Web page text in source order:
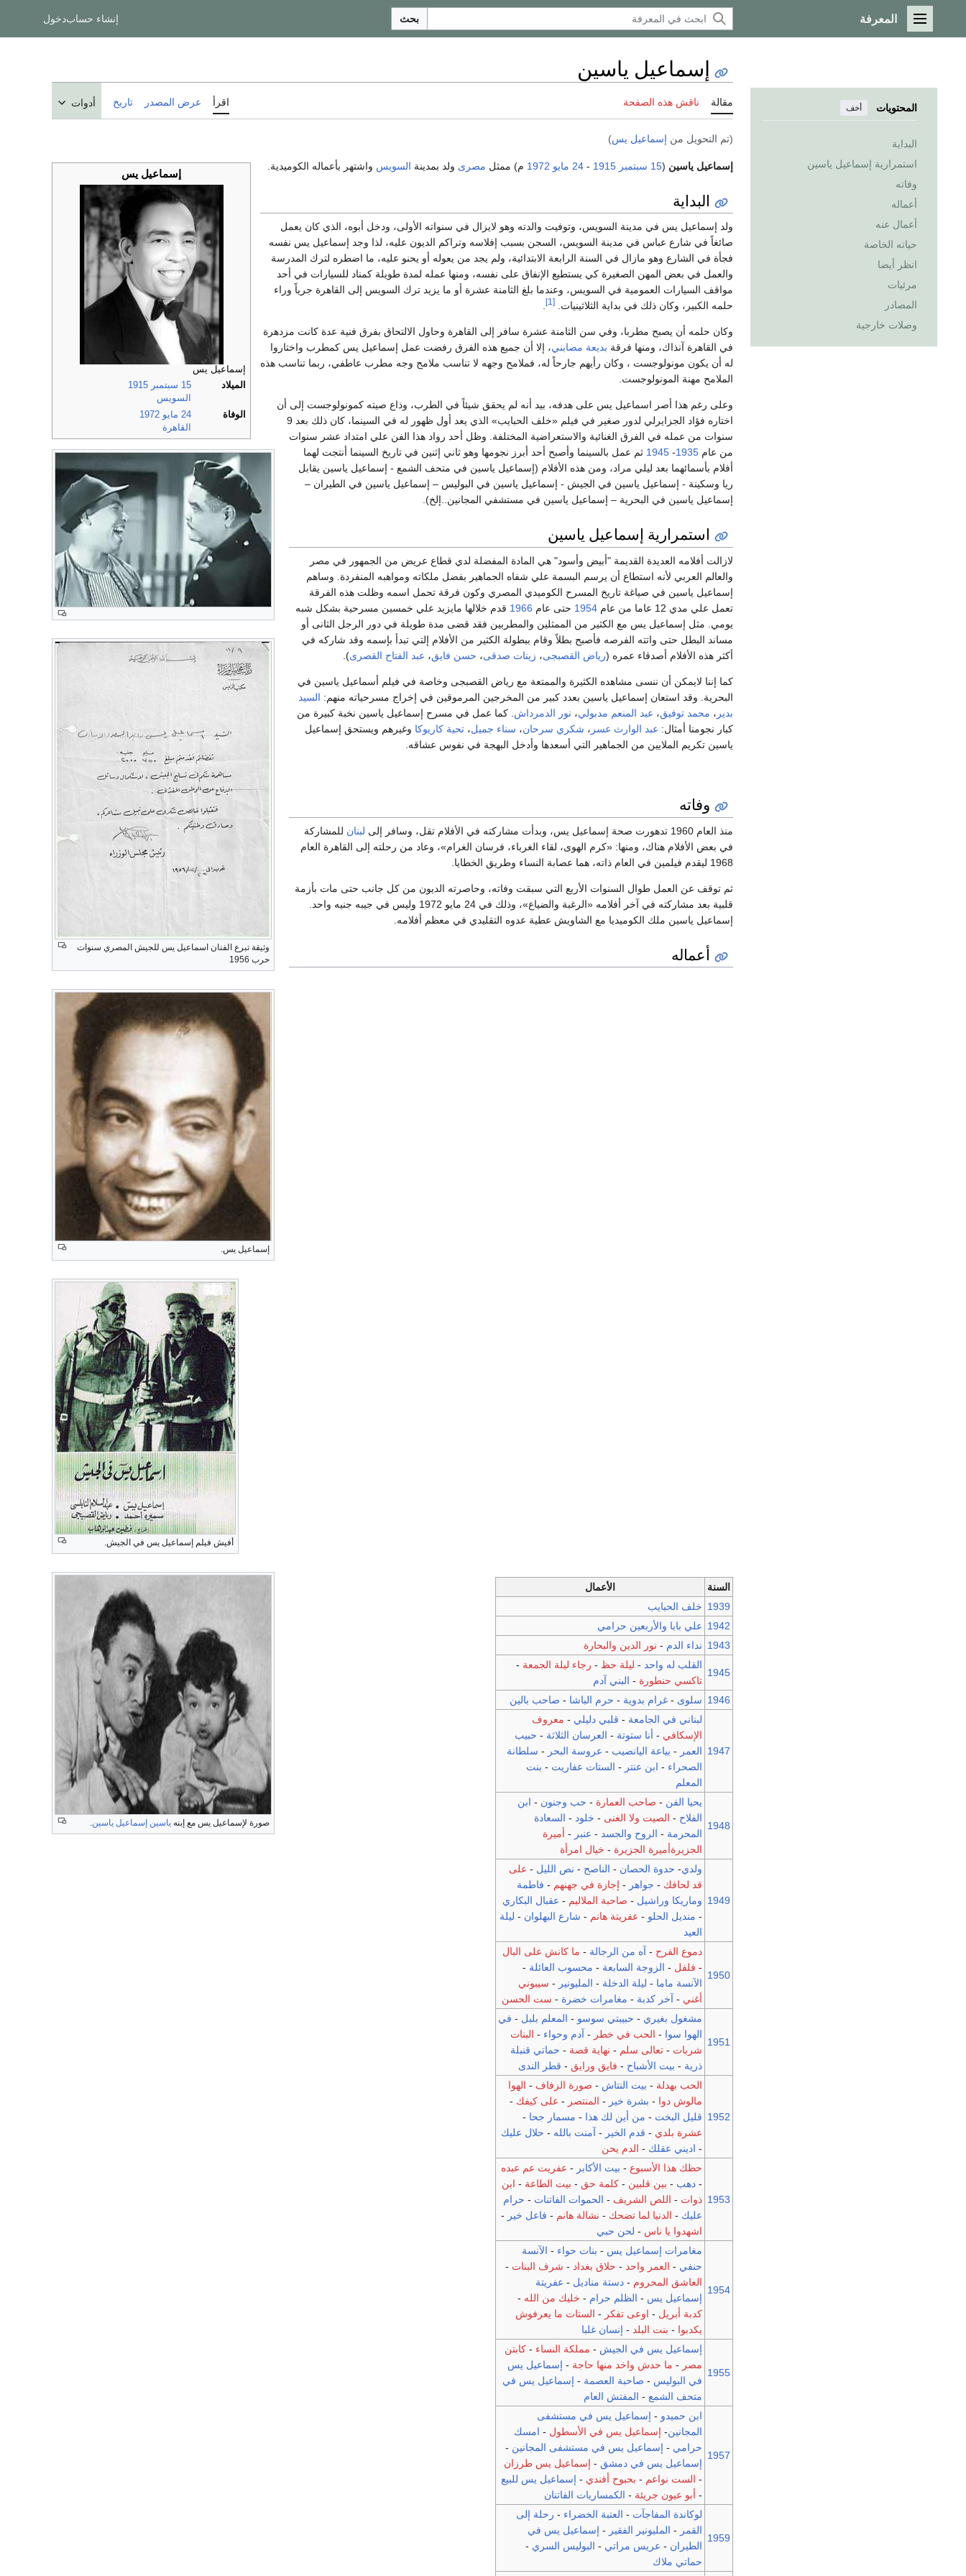
القائمة الرئيسية
المعرفة بحث إنشاء حسابدخول
المحتويات أخف
البداية
استمرارية إسماعيل ياسين
وفاته
أعماله
أعمال عنه
حياته الخاصة
انظر أيضا
مرئيات
المصادر
وصلات خارجية
إسماعيل ياسين
مقالة ناقش هذه الصفحة اقرأ عرض المصدر تاريخ أدوات
(تم التحويل من إسماعيل يس)
إسماعيل يس
إسماعيل يس
الميلاد
15 سبتمبر 1915
السويس
الوفاة
24 مايو 1972
القاهرة
إسماعيل ياسين (15 سبتمبر 1915
- 24 مايو 1972 م) ممثل مصرى ولد بمدينة السويس واشتهر بأعماله الكوميدية.
البداية
وثيقة تبرع الفنان اسماعيل يس للجيش المصري سنوات
حرب 1956
ولد إسماعيل يس في مدينة السويس، وتوفيت والدته وهو لايزال في سنواته الأولى، ودخل أبوه، الذي كان يعمل
صائغاً في شارع عباس في مدينة السويس، السجن بسبب إفلاسه وتراكم الديون عليه، لذا وجد إسماعيل يس نفسه
فجأة في الشارع وهو مازال في السنة الرابعة الابتدائية، ولم يجد من يعوله أو يحنو عليه، ما اضطره لترك المدرسة
والعمل في بعض المهن الصغيرة كي يستطيع الإنفاق على نفسه، ومنها عمله لمدة طويلة كمناد للسيارات في أحد
مواقف السيارات العمومية في السويس، وعندما بلغ الثامنة عشرة أو ما يزيد ترك السويس إلى القاهرة جرياً وراء
حلمه الكبير، وكان ذلك في بداية الثلاثينيات. [1]
.
وكان حلمه أن يصبح مطربا، وفي سن الثامنة عشرة سافر إلى القاهرة وحاول الالتحاق بفرق فنية عدة كانت مزدهرة
في القاهرة آنذاك، ومنها فرقة بديعة مصابني، إلا أن جميع هذه الفرق رفضت عمل إسماعيل يس كمطرب واختاروا
له أن يكون مونولوجست ، وكان رأيهم جارحاً له، فملامح وجهه لا تناسب ملامح وجه مطرب عاطفي، ربما تناسب هذه
الملامح مهنة المونولوجست.
وعلى رغم هذا أصر اسماعيل يس على هدفه، بيد أنه لم يحقق شيئاً في الطرب، وذاع صيته كمونولوجست إلى أن
اختاره فؤاد الجزايرلي لدور صغير في فيلم «خلف الحبايب» الذي يعد أول ظهور له في السينما، كان ذلك بعد 9
سنوات من عمله في الفرق الغنائية والاستعراضية المختلفة. وظل أحد رواد هذا الفن علي امتداد عشر سنوات
من عام 1935
-
1945 ثم عمل بالسينما وأصبح أحد أبرز نجومها وهو ثاني إثنين في تاريخ السينما أنتجت لهما
أفلام بأسمائهما بعد ليلي مراد، ومن هذه الأفلام (إسماعيل ياسين في متحف الشمع - إسماعيل ياسين يقابل
ريا وسكينة - إسماعيل ياسين في الجيش - إسماعيل ياسين في البوليس – إسماعيل ياسين في الطيران –
إسماعيل ياسين في البحرية – إسماعيل ياسين في مستشفي المجانين..إلخ).
استمرارية إسماعيل ياسين
إسماعيل يس.
أفيش فيلم إسماعيل يس في الجيش.
صورة لإسماعيل يس مع إبنه ياسين إسماعيل ياسين.
لازالت أفلامه العديدة القديمة "أبيض وأسود" هي المادة المفضلة لدي قطاع عريض من الجمهور في مصر
والعالم العربي لأنه استطاع أن يرسم البسمة علي شفاه الجماهير بفضل ملكاته ومواهبه المنفردة. وساهم
إسماعيل ياسين في صياغة تاريخ المسرح الكوميدي المصري وكون فرقة تحمل اسمه وظلت هذه الفرقة
تعمل علي مدي 12 عاما من عام
1954 حتى عام 1966 قدم خلالها مايزيد علي خمسين مسرحية بشكل شبه
يومي. مثل إسماعيل يس مع الكثير من الممثلين والمطربين فقد قضى مدة طويلة في دور الرجل الثانى أو
مساند البطل حتى واتته الفرصه فأصبح بطلاً وقام ببطولة الكثير من الأفلام إلتي تبدأ بإسمه وقد شاركه في
أكثر هذه الأفلام أصدقاء عمره (رياض القصبجى، زينات صدقى، حسن فايق، عبد الفتاح القصرى).
كما إننا لايمكن أن ننسى مشاهده الكثيرة والممتعة مع رياض القصبجى وخاصة في فيلم أسماعيل ياسين في
البحرية. وقد استعان إسماعيل ياسين بعدد كبير من المخرجين المرموقين في إخراج مسرحياته منهم: السيد
بدير ، محمد توفيق، عبد المنعم مدبولي، نور الدمرداش . كما عمل في مسرح إسماعيل ياسين نخبة كبيرة من
كبار نجومنا أمثال: عبد الوارث عسر ، شكري سرحان، سناء جميل، تحية كاريوكا وغيرهم ويستحق إسماعيل
ياسين تكريم الملايين من الجماهير التي أسعدها وأدخل البهجة في نفوس عشاقه.
وفاته
منذ العام 1960 تدهورت صحة إسماعيل يس، وبدأت مشاركته في الأفلام تقل، وسافر إلى لبنان للمشاركة
في بعض الأفلام هناك، ومنها: «كرم الهوى، لقاء الغرباء، فرسان الغرام»، وعاد من رحلته إلى القاهرة العام
1968 ليقدم فيلمين في العام ذاته، هما عصابة النساء وطريق الخطايا.
ثم توقف عن العمل طوال السنوات الأربع التي سبقت وفاته، وحاصرته الديون من كل جانب حتى مات بأزمة
قلبية بعد مشاركته في آخر أفلامه «الرغبة والضياع»، وذلك في 24 مايو 1972 وليس في جيبه جنيه واحد.
إسماعيل ياسين ملك الكوميديا مع الشاويش عطية عدوه التقليدي في معظم أفلامه.
أعماله
السنة
الأعمال
1939 خلف الحبايب
1942 علي بابا والأربعين حرامي
1943 نداء الدم - نور الدين والبحارة
1945
القلب له واحد- ليلة حظ - رجاء ليلة الجمعة -
تاكسي حنطورة - البني آدم
1946 سلوى - غرام بدوية - حرم الباشا - صاحب بالين
1947
لبناني في الجامعة - قلبي دليلي - معروف
الإسكافي - أنا ستوتة - العرسان الثلاثة - حبيب
العمر - بياعة اليانصيب - عروسة البحر - سلطانة
الصحراء - ابن عنتر - الستات عفاريت - بنت
المعلم
1948
يحيا الفن - صاحب العمارة - حب وجنون - ابن
الفلاح - الصيت ولا الغنى - خلود- السعادة
المحرمة - الروح والجسد- عنبر - أميرة
الجزيرةأميرة الجزيرة - خيال امرأة
1949
ولدي- حدوة الحصان - الناصح - نص الليل - على
قد لحافك - جواهر - إجازة في جهنهم - فاطمة
وماريكا وراشيل - صاحبة الملاليم - عقبال البكاري
- منديل الحلو - عفريتة هانم - شارع البهلوان - ليلة
العيد
1950
دموع الفرح - آه من الرجالة - ما كانش على البال
- فلفل - الزوجة السابعة - محسوب العائلة -
الآنسة ماما - ليلة الدخلة - المليونير - سيبوني
أغني - آخر كدبة - مغامرات خضرة - ست الحسن
1951
مشغول بغيري - حبيبتي سوسو - المعلم بلبل - في
الهوا سوا - الحب في خطر - آدم وحواء - البنات
شربات - تعالى سلم - نهاية قصة - حماتي قنبلة
ذرية - بيت الأشباح - فايق ورايق- قطر الندى
1952
الحب بهدلة - بيت النتاش - صورة الزفاف - الهوا
مالوش دوا - بشرة خير - المنتصر - على كيفك -
قليل البخت - من أين لك هذا - مسمار جحا -
عشرة بلدي - قدم الخير - آمنت بالله - حلال عليك
- اديني عقلك - الدم يحن
1953
حظك هذا الأسبوع- بيت الأكابر - عفريت عم عبده
- دهب - بين قلبين - كلمة حق- بيت الطاعة - ابن
ذوات - اللص الشريف - الحموات الفاتنات - حرام
عليك - الدنيا لما تضحك - نشالة هانم - فاعل خير -
اشهدوا يا ناس - لحن حبي
1954
مغامرات إسماعيل يس - بنات حواء - الآنسة
حنفي - العمر واحد- حلاق بغداد- شرف البنات -
العاشق المحروم - دستة مناديل - عفريتة
إسماعيل يس - الظلم حرام - خليك من الله -
كدبة أبريل - اوعى تفكر - الستات ما يعرفوش
يكدبوا - بنت البلد- إنسان غلبا
1955
إسماعيل يس في الجيش - مملكة النساء - كابتن
مصر - ما حدش واخد منها حاجة - إسماعيل يس
في البوليس - صاحبة العصمة - إسماعيل يس في
متحف الشمع- المفتش العام
1957
ابن حميدو - إسماعيل يس في مستشفى
المجانين- إسماعيل يس في الأسطول - امسك
حرامي - إسماعيل يس في مستشفى المجانين -
إسماعيل يس في دمشق- إسماعيل يس طرزان
- الست نواعم - بحبوح أفندي - إسماعيل يس للبيع
- أبو عيون جريئة - الكمساريات الفاتنان
1959
لوكاندة المفاجآت - العتبة الخضراء - رحلة إلى
القمر - المليونير الفقير - إسماعيل يس في
الطيران - عريس مراتي - البوليس السري -
حماتي ملاك